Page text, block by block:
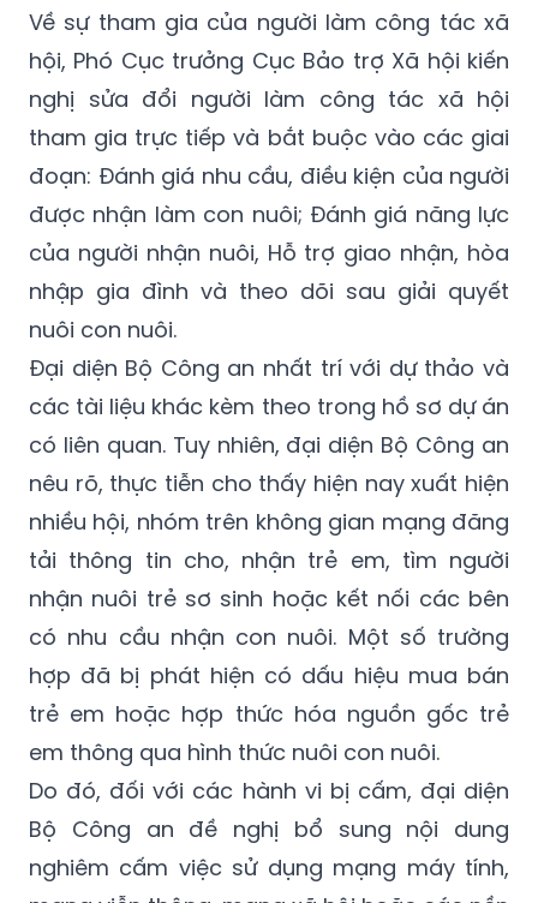
Về sự tham gia của người làm công tác xã
hội, Phó Cục trưởng Cục Bảo trợ Xã hội kiến
nghị sửa đổi người làm công tác xã hội
tham gia trực tiếp và bắt buộc vào các giai
đoạn: Đánh giá nhu cầu, điều kiện của người
được nhận làm con nuôi; Đánh giá năng lực
của người nhận nuôi, Hỗ trợ giao nhận, hòa
nhập gia đình và theo dõi sau giải quyết
nuôi con nuôi.
Đại diện Bộ Công an nhất trí với dự thảo và
các tài liệu khác kèm theo trong hồ sơ dự án
có liên quan. Tuy nhiên, đại diện Bộ Công an
nêu rõ, thực tiễn cho thấy hiện nay xuất hiện
nhiều hội, nhóm trên không gian mạng đăng
tải thông tin cho, nhận trẻ em, tìm người
nhận nuôi trẻ sơ sinh hoặc kết nối các bên
có nhu cầu nhận con nuôi. Một số trường
hợp đã bị phát hiện có dấu hiệu mua bán
trẻ em hoặc hợp thức hóa nguồn gốc trẻ
em thông qua hình thức nuôi con nuôi.
Do đó, đối với các hành vi bị cấm, đại diện
Bộ Công an đề nghị bổ sung nội dung
nghiêm cấm việc sử dụng mạng máy tính,